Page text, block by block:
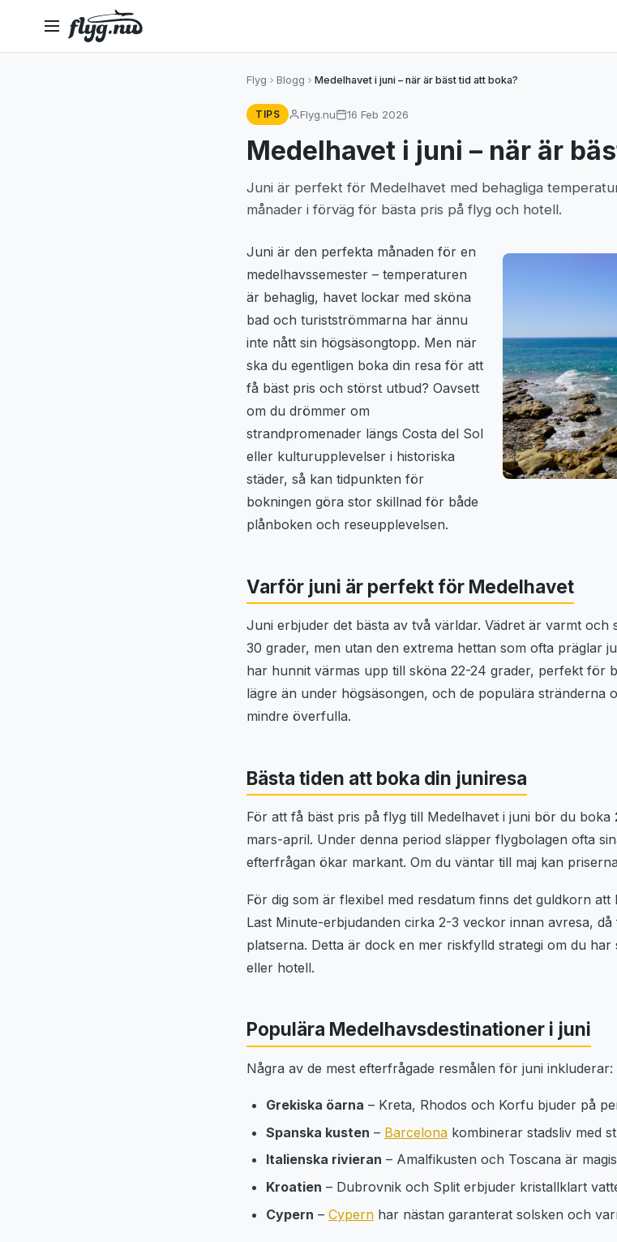
Flyg Blogg Medelhavet i juni – när är bäst tid att boka?
TIPS Flyg.nu 16 Feb 2026
Medelhavet i juni – när är
Juni är perfekt för Medelhavet med behagliga
månader i förväg för bästa pris på flyg och hotell.
Juni är den perfekta månaden för en
medelhavssemester – temperaturen
är behaglig, havet lockar med sköna
bad och turistströmmarna har ännu
inte nått sin högsäsongtopp. Men när
ska du egentligen boka din resa för att
få bäst pris och störst utbud? Oavsett
om du drömmer om
strandpromenader längs Costa del Sol
eller kulturupplevelser i historiska
städer, så kan tidpunkten för
bokningen göra stor skillnad för både
plånboken och reseupplevelsen.
Varför juni är perfekt för Medelhavet
Juni erbjuder det bästa av två världar. Vädret är varmt och
30 grader, men utan den extrema hettan som ofta präglar
har hunnit värmas upp till sköna 22-24 grader, perfekt för
lägre än under högsäsongen, och de populära stränderna
mindre överfulla.
Bästa tiden att boka din juniresa
För att få bäst pris på flyg till Medelhavet i juni bör du boka
mars-april. Under denna period släpper flygbolagen ofta
efterfrågan ökar markant. Om du väntar till maj kan
För dig som är flexibel med resdatum finns det guldkorn
Last Minute-erbjudanden cirka 2-3 veckor innan avresa,
platserna. Detta är dock en mer riskfylld strategi om du har
eller hotell.
Populära Medelhavsdestinationer i juni
Några av de mest efterfrågade resmålen för juni inkluderar:
Grekiska öarna – Kreta, Rhodos och Korfu bjuder på
Spanska kusten – Barcelona kombinerar stadsliv med
Italienska rivieran – Amalfikusten och Toscana är
Kroatien – Dubrovnik och Split erbjuder kristallklart
Cypern – Cypern har nästan garanterat solsken och